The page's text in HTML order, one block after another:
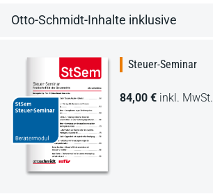
Otto-Schmidt-Inhalte inklusive
Steuer-Seminar
84,00 € inkl. MwSt.